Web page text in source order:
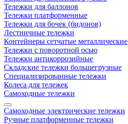
Тележки для баллонов
Тележки платформенные
Тележки для бочек (бидонов)
Лестничные тележки
Контейнеры сетчатые металлические
Тележки с поворотной осью
Тележки антикоррозийные
Складские тележки большегрузные
Специализированные тележки
Колеса для тележек
Самоходные тележки
Самоходные электрические тележки
Ручные платформенные тележки